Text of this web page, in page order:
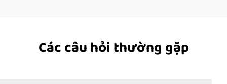
Các câu hỏi thường gặp